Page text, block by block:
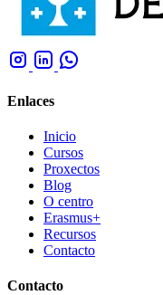
Enlaces
Inicio
Cursos
Proxectos
Blog
O centro
Erasmus+
Recursos
Contacto
Contacto